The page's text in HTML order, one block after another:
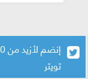
تويتر